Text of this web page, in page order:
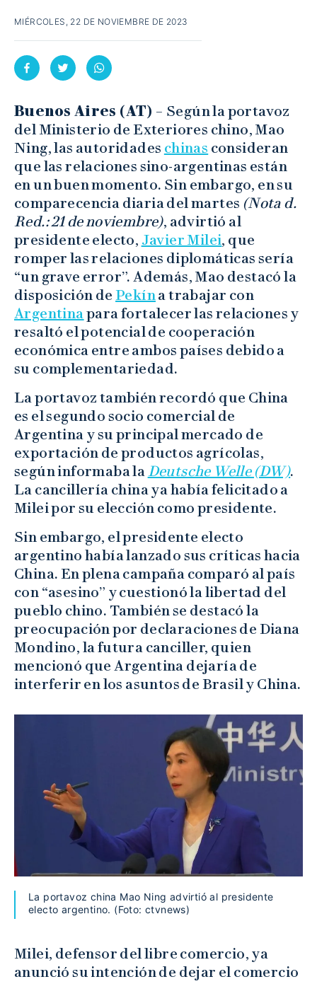
MIÉRCOLES, 22 DE NOVIEMBRE DE 2023
Buenos Aires (AT) – Según la portavoz
del Ministerio de Exteriores chino, Mao
Ning, las autoridades chinas consideran
que las relaciones sino-argentinas están
en un buen momento. Sin embargo, en su
comparecencia diaria del martes (Nota d.
Red.: 21 de noviembre), advirtió al
presidente electo, Javier Milei, que
romper las relaciones diplomáticas sería
“un grave error”. Además, Mao destacó la
disposición de Pekína trabajar con
Argentinapara fortalecer las relaciones y
resaltó el potencial de cooperación
económica entre ambos países debido a
su complementariedad.
La portavoz también recordó que China
es el segundo socio comercial de
Argentina y su principal mercado de
exportación de productos agrícolas,
según informaba laDeutsche Welle (DW).
La cancillería china ya había felicitado a
Milei por su elección como presidente.
Sin embargo, el presidente electo
argentino había lanzado sus críticas hacia
China. En plena campaña comparó al país
con “asesino” y cuestionó la libertad del
pueblo chino. También se destacó la
preocupación por declaraciones de Diana
Mondino, la futura canciller, quien
mencionó que Argentina dejaría de
interferir en los asuntos de Brasil y China.
La portavoz china Mao Ning advirtió al presidente
electo argentino. (Foto: ctvnews)
Milei, defensor del libre comercio, ya
anunció su intención de dejar el comercio